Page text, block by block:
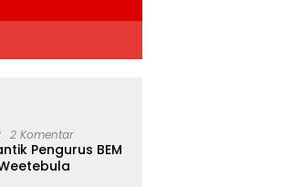
2 Komentar
Pengurus BEM